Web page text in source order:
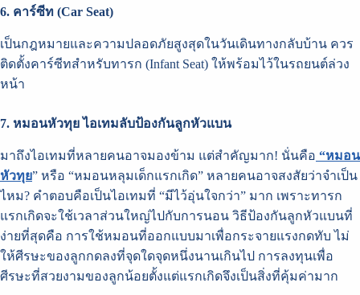
6. คาร์ซีท (Car Seat)
เป็นกฎหมายและความปลอดภัยสูงสุดในวันเดินทางกลับบ้าน ควร
ติดตั้งคาร์ซีทสำหรับทารก (Infant Seat) ให้พร้อมไว้ในรถยนต์ล่วง
หน้า
7. หมอนหัวทุย ไอเทมลับป้องกันลูกหัวแบน
มาถึงไอเทมที่หลายคนอาจมองข้าม แต่สำคัญมาก! นั่นคือ “หมอน
หัวทุย” หรือ “หมอนหลุมเด็กแรกเกิด” หลายคนอาจสงสัยว่าจำเป็น
ไหม? คำตอบคือเป็นไอเทมที่ “มีไว้อุ่นใจกว่า” มาก เพราะทารก
แรกเกิดจะใช้เวลาส่วนใหญ่ไปกับการนอน วิธีป้องกันลูกหัวแบนที่
ง่ายที่สุดคือ การใช้หมอนที่ออกแบบมาเพื่อกระจายแรงกดทับ ไม่
ให้ศีรษะของลูกกดลงที่จุดใดจุดหนึ่งนานเกินไป การลงทุนเพื่อ
ศีรษะที่สวยงามของลูกน้อยตั้งแต่แรกเกิดจึงเป็นสิ่งที่คุ้มค่ามาก